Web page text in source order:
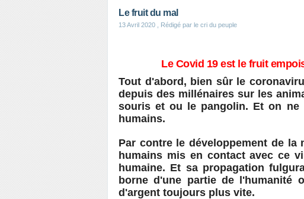
Le fruit du mal
13 Avril 2020 , Rédigé par le cri du peuple
Le Covid 19 est le fruit
Tout d'abord, bien sûr le
depuis des millénaires sur les
souris et ou le pangolin. Et on ne
humains.
Par contre le développement de
humains mis en contact avec ce
humaine. Et sa propagation
borne d'une partie de l'humanité
d'argent toujours plus vite.